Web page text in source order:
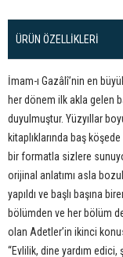
ÜRÜN ÖZELLIKLERI
İmam-ı Gazâlî’nin en
her dönem ilk akla gelen
duyulmuştur. Yüzyıllar
kitaplıklarında baş
bir formatla sizlere
orijinal anlatımı asla
yapıldı ve başlı başına
bölümden ve her bölüm
olan Adetler’in ikinci
“Evlilik, dine yardım edici,